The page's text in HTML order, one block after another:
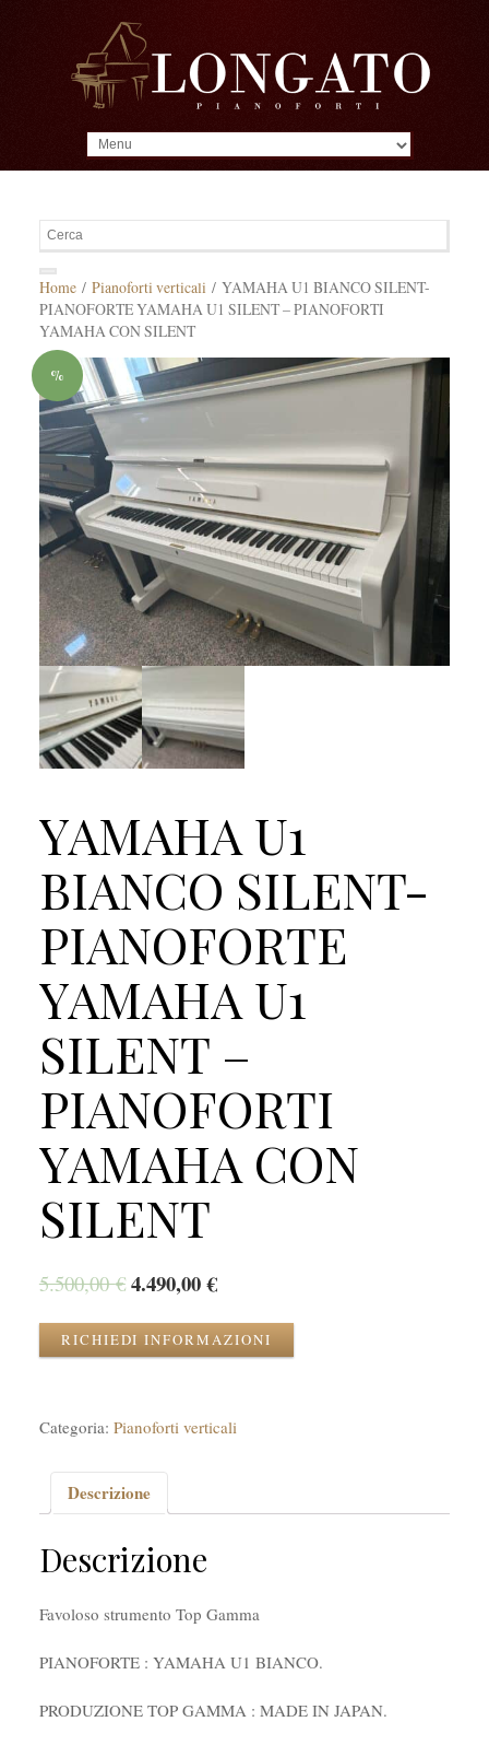
Home/ Pianoforti verticali / YAMAHA U1 BIANCO SILENT-
PIANOFORTE YAMAHA U1 SILENT – PIANOFORTI
YAMAHA CON SILENT
%
YAMAHA U1
BIANCO SILENT-
PIANOFORTE
YAMAHA U1
SILENT –
PIANOFORTI
YAMAHA CON
SILENT
5.500,00€ 4.490,00€
RICHIEDI INFORMAZIONI
Categoria: Pianoforti verticali
Descrizione
Descrizione
Favoloso strumento Top Gamma
PIANOFORTE : YAMAHA U1 BIANCO.
PRODUZIONE TOP GAMMA : MADE IN JAPAN.